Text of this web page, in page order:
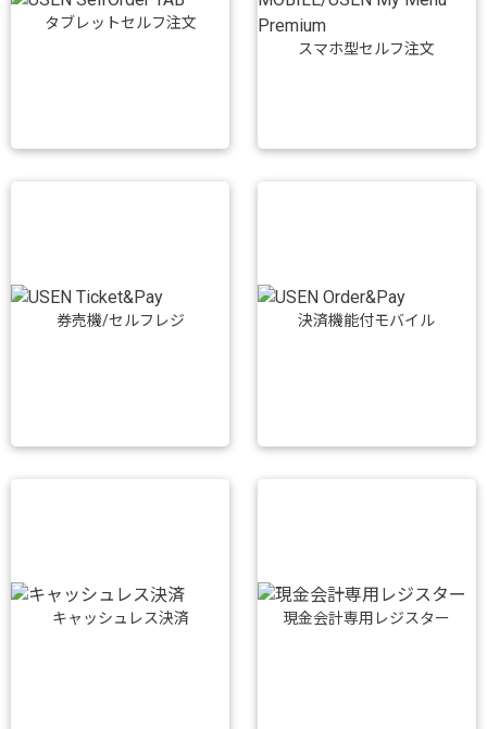
タブレットセルフ注文
スマホ型セルフ注文
券売機/セルフレジ 決済機能付モバイル
キャッシュレス決済 現金会計専用レジスター